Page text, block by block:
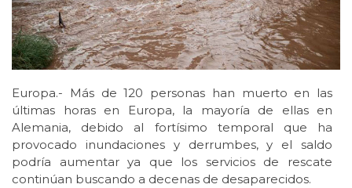
Europa.- Más de 120 personas han muerto en las
últimas horas en Europa, la mayoría de ellas en
Alemania, debido al fortísimo temporal que ha
provocado inundaciones y derrumbes, y el saldo
podría aumentar ya que los servicios de rescate
continúan buscando a decenas de desaparecidos.